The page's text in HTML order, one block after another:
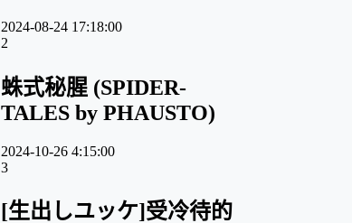
2024-08-24 17:18:00
2
蛛式秘腥 (SPIDER-
TALES by PHAUSTO)
2024-10-26 4:15:00
3
[生出しユッケ]受冷待的